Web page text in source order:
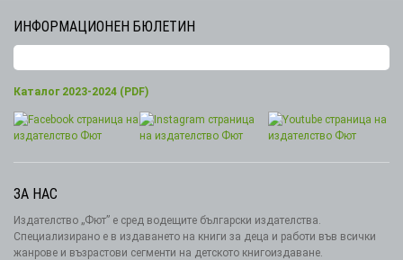
ИНФОРМАЦИОНЕН БЮЛЕТИН
Каталог 2023-2024 (PDF)
ЗА НАС
Издателство „Фют” е сред водещите български издателства.
Специализирано е в издаването на книги за деца и работи във всички
жанрове и възрастови сегменти на детското книгоиздаване.